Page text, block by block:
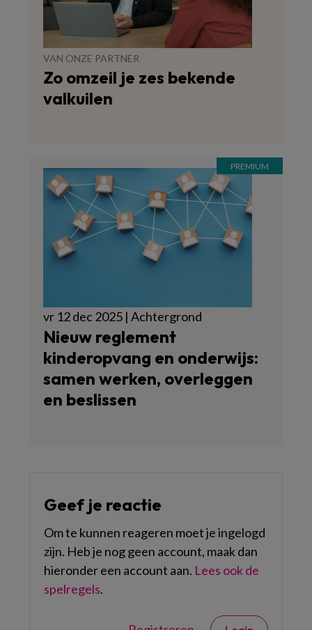
VAN ONZE PARTNER
Zo omzeil je zes bekende
valkuilen
vr 12 dec 2025 | Achtergrond
Nieuw reglement
kinderopvang en onderwijs:
samen werken, overleggen
en beslissen
Geef je reactie
Om te kunnen reageren moet je ingelogd
zijn. Heb je nog geen account, maak dan
hieronder een account aan. Lees ook de
spelregels.